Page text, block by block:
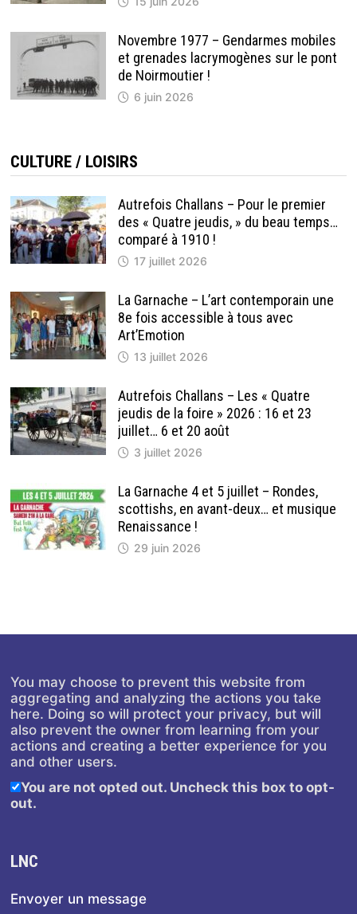
Novembre 1977 – Gendarmes mobiles
et grenades lacrymogènes sur le pont
de Noirmoutier !
6 juin 2026
CULTURE / LOISIRS
Autrefois Challans – Pour le premier
des « Quatre jeudis, » du beau temps…
comparé à 1910 !
17 juillet 2026
La Garnache – L’art contemporain une
8e fois accessible à tous avec
Art’Emotion
13 juillet 2026
Autrefois Challans – Les « Quatre
jeudis de la foire » 2026 : 16 et 23
juillet… 6 et 20 août
3 juillet 2026
La Garnache 4 et 5 juillet – Rondes,
scottishs, en avant-deux… et musique
Renaissance !
29 juin 2026
You may choose to prevent this website from
aggregating and analyzing the actions you take
here. Doing so will protect your privacy, but will
also prevent the owner from learning from your
actions and creating a better experience for you
and other users.
You are not opted out. Uncheck this box to opt-
out.
LNC
Envoyer un message